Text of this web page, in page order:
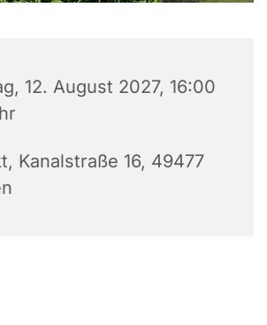
12. August 2027, 16:00
Kanalstraße 16, 49477